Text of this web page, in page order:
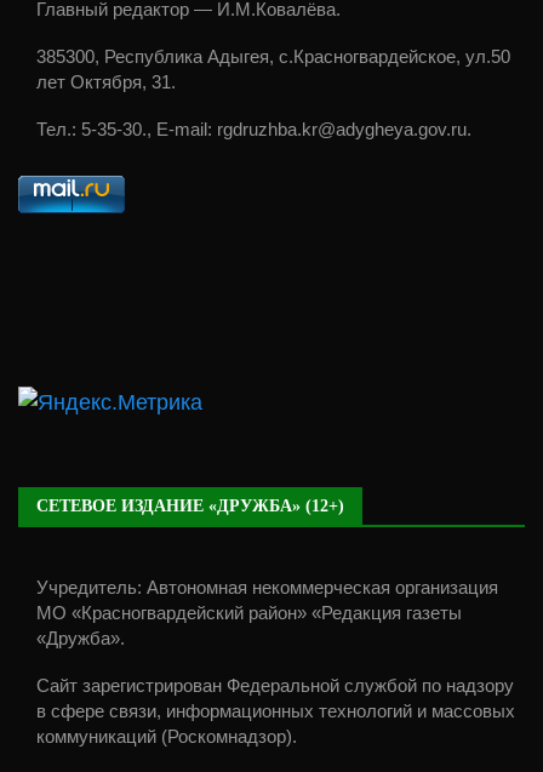
Главный редактор — И.М.Ковалёва.
385300, Республика Адыгея, с.Красногвардейское, ул.50
лет Октября, 31.
Тел.: 5-35-30., E-mail: rgdruzhba.kr@adygheya.gov.ru.
СЕТЕВОЕ ИЗДАНИЕ «ДРУЖБА» (12+)
Учредитель: Автономная некоммерческая организация
МО «Красногвардейский район» «Редакция газеты
«Дружба».
Сайт зарегистрирован Федеральной службой по надзору
в сфере связи, информационных технологий и массовых
коммуникаций (Роскомнадзор).